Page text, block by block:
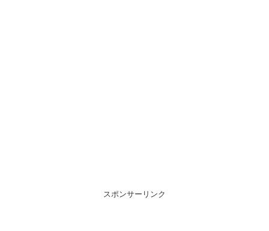
スポンサーリンク